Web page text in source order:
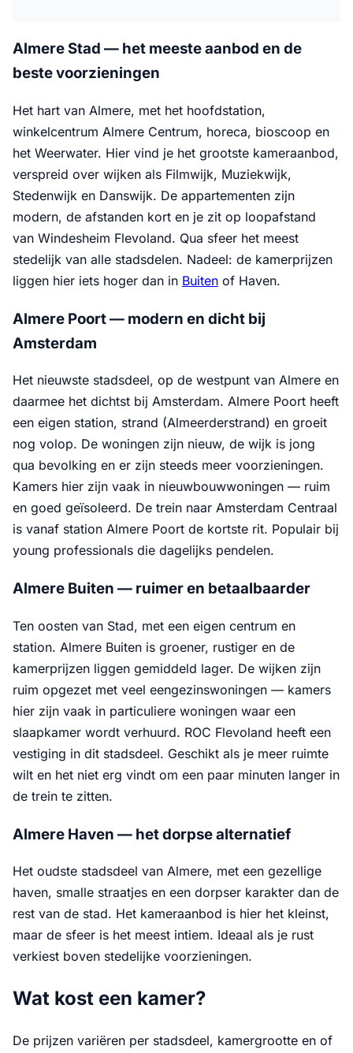
Almere Stad — het meeste aanbod en de
beste voorzieningen
Het hart van Almere, met het hoofdstation,
winkelcentrum Almere Centrum, horeca, bioscoop en
het Weerwater. Hier vind je het grootste kameraanbod,
verspreid over wijken als Filmwijk, Muziekwijk,
Stedenwijk en Danswijk. De appartementen zijn
modern, de afstanden kort en je zit op loopafstand
van Windesheim Flevoland. Qua sfeer het meest
stedelijk van alle stadsdelen. Nadeel: de kamerprijzen
liggen hier iets hoger dan in Buiten of Haven.
Almere Poort — modern en dicht bij
Amsterdam
Het nieuwste stadsdeel, op de westpunt van Almere en
daarmee het dichtst bij Amsterdam. Almere Poort heeft
een eigen station, strand (Almeerderstrand) en groeit
nog volop. De woningen zijn nieuw, de wijk is jong
qua bevolking en er zijn steeds meer voorzieningen.
Kamers hier zijn vaak in nieuwbouwwoningen — ruim
en goed geïsoleerd. De trein naar Amsterdam Centraal
is vanaf station Almere Poort de kortste rit. Populair bij
young professionals die dagelijks pendelen.
Almere Buiten — ruimer en betaalbaarder
Ten oosten van Stad, met een eigen centrum en
station. Almere Buiten is groener, rustiger en de
kamerprijzen liggen gemiddeld lager. De wijken zijn
ruim opgezet met veel eengezinswoningen — kamers
hier zijn vaak in particuliere woningen waar een
slaapkamer wordt verhuurd. ROC Flevoland heeft een
vestiging in dit stadsdeel. Geschikt als je meer ruimte
wilt en het niet erg vindt om een paar minuten langer in
de trein te zitten.
Almere Haven — het dorpse alternatief
Het oudste stadsdeel van Almere, met een gezellige
haven, smalle straatjes en een dorpser karakter dan de
rest van de stad. Het kameraanbod is hier het kleinst,
maar de sfeer is het meest intiem. Ideaal als je rust
verkiest boven stedelijke voorzieningen.
Wat kost een kamer?
De prijzen variëren per stadsdeel, kamergrootte en of